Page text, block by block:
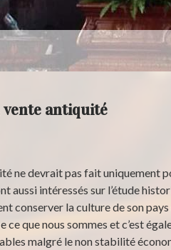
vente antiquité
ne devrait pas fait uniquement
aussi intéressés sur l’étude
conserver la culture de son
que nous sommes et c’est
malgré le non stabilité